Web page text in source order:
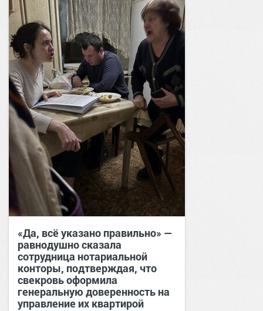
«Да, всё указано правильно» —
равнодушно сказала
сотрудница нотариальной
конторы, подтверждая, что
свекровь оформила
генеральную доверенность на
управление их квартирой